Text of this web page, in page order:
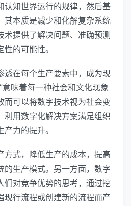
认知世界运行的规律，然后基
其本质是减少和化解复杂系统
术提供了解决问题、准确预测
的可能性。
透在每个生产要素中，成为现
意味着每一种社会和文化现象
而可以将数字技术视为社会变
利用数字化解决方案满足组织
力的提升。
方式，降低生产的成本，提高
的生产模式。另一方面，数字
们对竞争优势的思考，通过挖
现行流程或创建新的流程而产